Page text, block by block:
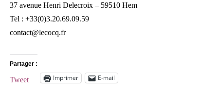
37 avenue Henri Delecroix – 59510 Hem
Tel : +33(0)3.20.69.09.59
contact@lecocq.fr
Partager :
Tweet Imprimer E-mail